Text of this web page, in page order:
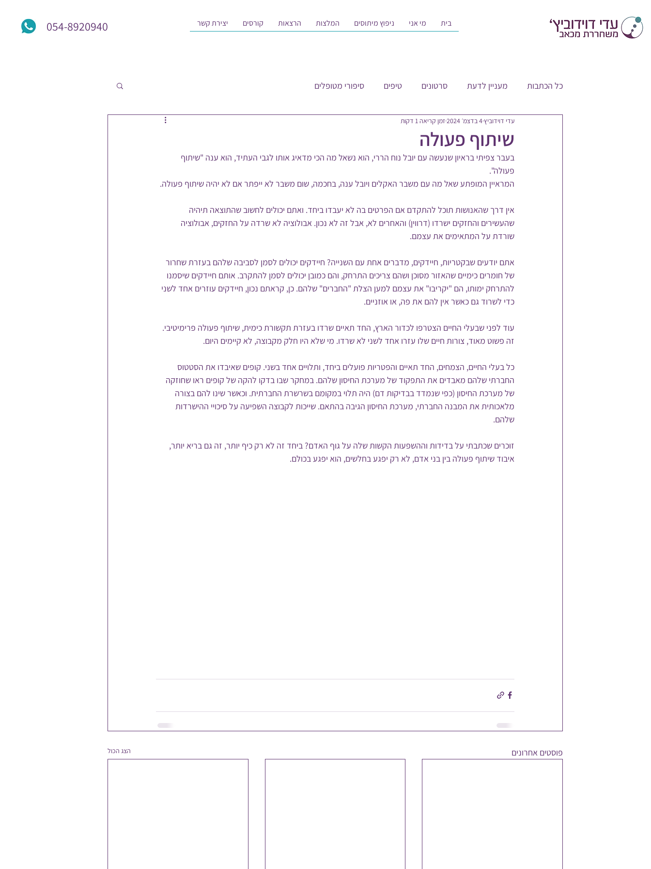
054-8920940 בית מי אני ניפוץ מיתוסים המלצות הרצאות קורסים יצירת קשר
כל הכתבות מעניין לדעת סרטונים טיפים סיפורי מטופלים
שיתוף פעולה
עדי דוידוביץ4 בדצמ׳ 2024 זמן קריאה 1 דקות
בעבר צפיתי בראיון שנעשה עם יובל נוח הררי, הוא נשאל מה הכי מדאיג אותו לגבי העתיד, הוא ענה "שיתוף
פעולה".
המראיין המופתע שאל מה עם משבר האקלים ויובל ענה, בחכמה, שום משבר לא ייפתר אם לא יהיה שיתוף פעולה.
אין דרך שהאנושות תוכל להתקדם אם הפרטים בה לא יעבדו ביחד. ואתם יכולים לחשוב שהתוצאה תיהיה
שהעשירים והחזקים ישרדו (דרווין) והאחרים לא, אבל זה לא נכון. אבולוציה לא שרדה על החזקים, אבולוציה
שורדת על המתאימים את עצמם.
אתם יודעים שבקטריות, חיידקים, מדברים אחת עם השנייה? חיידקים יכולים לסמן לסביבה שלהם בעזרת שחרור
של חומרים כימיים שהאזור מסוכן ושהם צריכים התרחק, והם כמובן יכולים לסמן להתקרב. אותם חיידקים שיסמנו
להתרחק ימותו, הם "יקריבו" את עצמם למען הצלת "החברים" שלהם. כן, קראתם נכון, חיידקים עוזרים אחד לשני
כדי לשרוד גם כאשר אין להם את פה, או אוזניים.
עוד לפני שבעלי החיים הצטרפו לכדור הארץ, החד תאיים שרדו בעזרת תקשורת כימית, שיתוף פעולה פרימיטיבי.
זה פשוט מאוד, צורות חיים שלו עזרו אחד לשני לא שרדו. מי שלא היו חלק מקבוצה, לא קיימים היום.
כל בעלי החיים, הצמחים, החד תאיים והפטריות פועלים ביחד, ותלויים אחד בשני. קופים שאיבדו את הסטטוס
החברתי שלהם מאבדים את התפקוד של מערכת החיסון שלהם. במחקר שבו בדקו להקה של קופים ראו שחוזקה
של מערכת החיסון (כפי שנמדד בבדיקות דם) היה תלוי במקומם בשרשרת החברתית. וכאשר שינו להם בצורה
מלאכותית את המבנה החברתי, מערכת החיסון הגיבה בהתאם. שייכות לקבוצה השפיעה על סיכויי ההישרדות
שלהם.
זוכרים שכתבתי על בדידות וההשפעות הקשות שלה על גוף האדם? ביחד זה לא רק כיף יותר, זה גם בריא יותר,
איבוד שיתוף פעולה בין בני אדם, לא רק יפגע בחלשים, הוא יפגע בכולם.
פוסטים אחרונים הצג הכול